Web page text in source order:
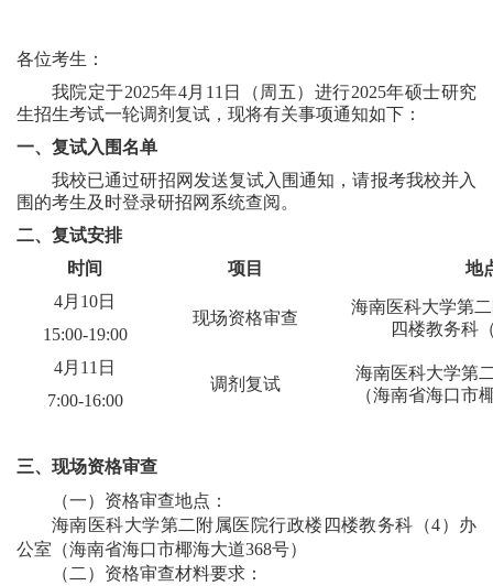
各位考生：
我院定于2025年4月 11 日（周 五） 进行2025年硕士研究
生招生考试一轮调剂 复试 ，现将有关事项通知如下：
一、 复试入围名单
我校已通过研招网发送复试入围通知，请报考我校并入
围的考生及时登录研招网系统查阅。
二、 复试安排
时间
项目
地
4月 10日
1 5:00-19:00
现场资格审查
海南医科大学第
四楼教务科
4月 11 日
7:00-16:00
调剂 复试
海南医科大学第
（海南省海口市
三、 现场资格审查
（一）资格审查地点：
海南医科大学第二附属医院行政楼四楼教务科（4）办
公室（海南省海口市椰海大道368号）
（二）资格审查材料要求：